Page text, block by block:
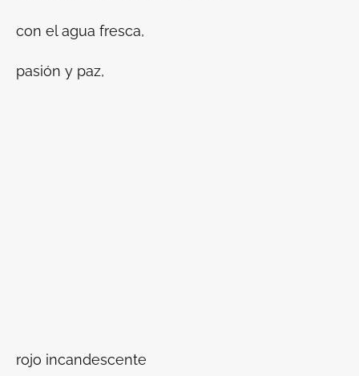
con el agua fresca,
pasión y paz,
rojo incandescente